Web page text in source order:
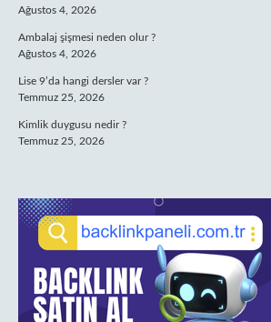
Ağustos 4, 2026
Ambalaj şişmesi neden olur ?
Ağustos 4, 2026
Lise 9’da hangi dersler var ?
Temmuz 25, 2026
Kimlik duygusu nedir ?
Temmuz 25, 2026